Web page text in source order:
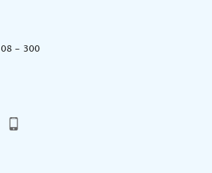
- 300